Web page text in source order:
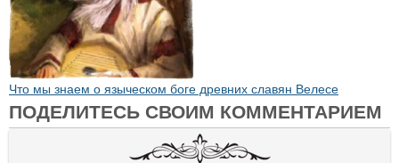
Что мы знаем о языческом боге древних славян Велесе
ПОДЕЛИТЕСЬ СВОИМ КОММЕНТАРИЕМ